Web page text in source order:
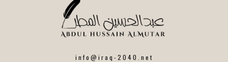
info@iraq-2040.net